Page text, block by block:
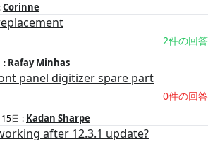
:Corinne
2件の回答
: Rafay Minhas
panel digitizer spare part
0件の回答
日 : Kadan Sharpe
after 12.3.1 update?